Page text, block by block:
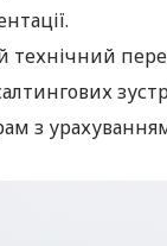
з урахуванням